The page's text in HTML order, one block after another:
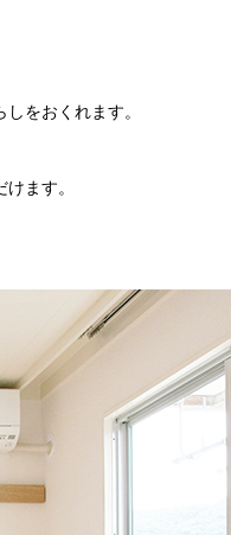
をおくれます。
ます。